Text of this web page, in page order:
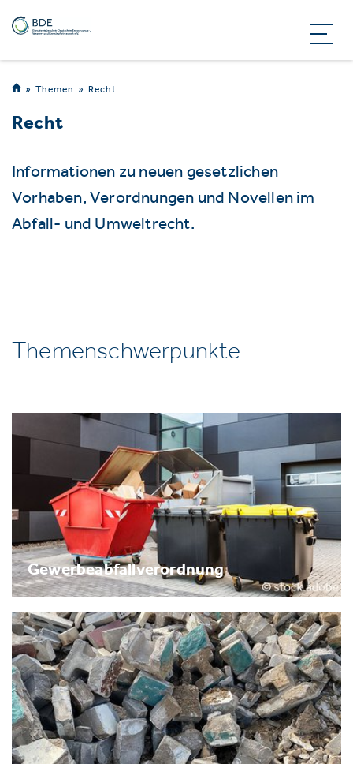
Themen Recht
Recht
Informationen zu neuen gesetzlichen
Vorhaben, Verordnungen und Novellen im
Abfall- und Umweltrecht.
Themenschwerpunkte
Gewerbeabfallverordnung